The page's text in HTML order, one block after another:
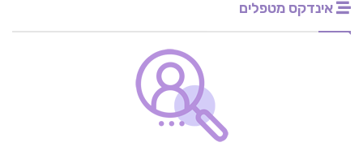
אינדקס מטפלים